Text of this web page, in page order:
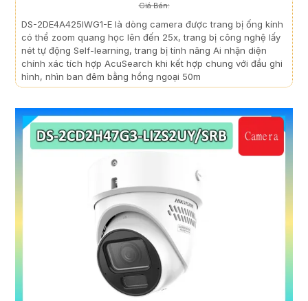
Giá Bán:
DS-2DE4A425IWG1-E là dòng camera được trang bị ống kính
có thể zoom quang học lên đến 25x, trang bị công nghệ lấy
nét tự động Self-learning, trang bị tính năng Ai nhận diện
chính xác tích hợp AcuSearch khi kết hợp chung với đầu ghi
hình, nhìn ban đêm bằng hồng ngoại 50m